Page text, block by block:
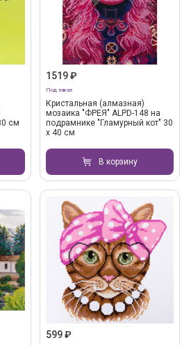
см
1519 ₽
Под заказ
Кристальная (алмазная)
мозаика "ФРЕЯ" ALPD-148 на
подрамнике "Гламурный кот" 30
х 40 см
В корзину
599 ₽